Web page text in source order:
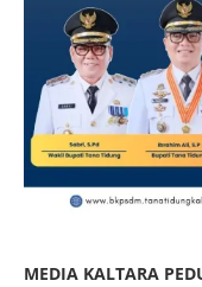
MEDIA KALTARA